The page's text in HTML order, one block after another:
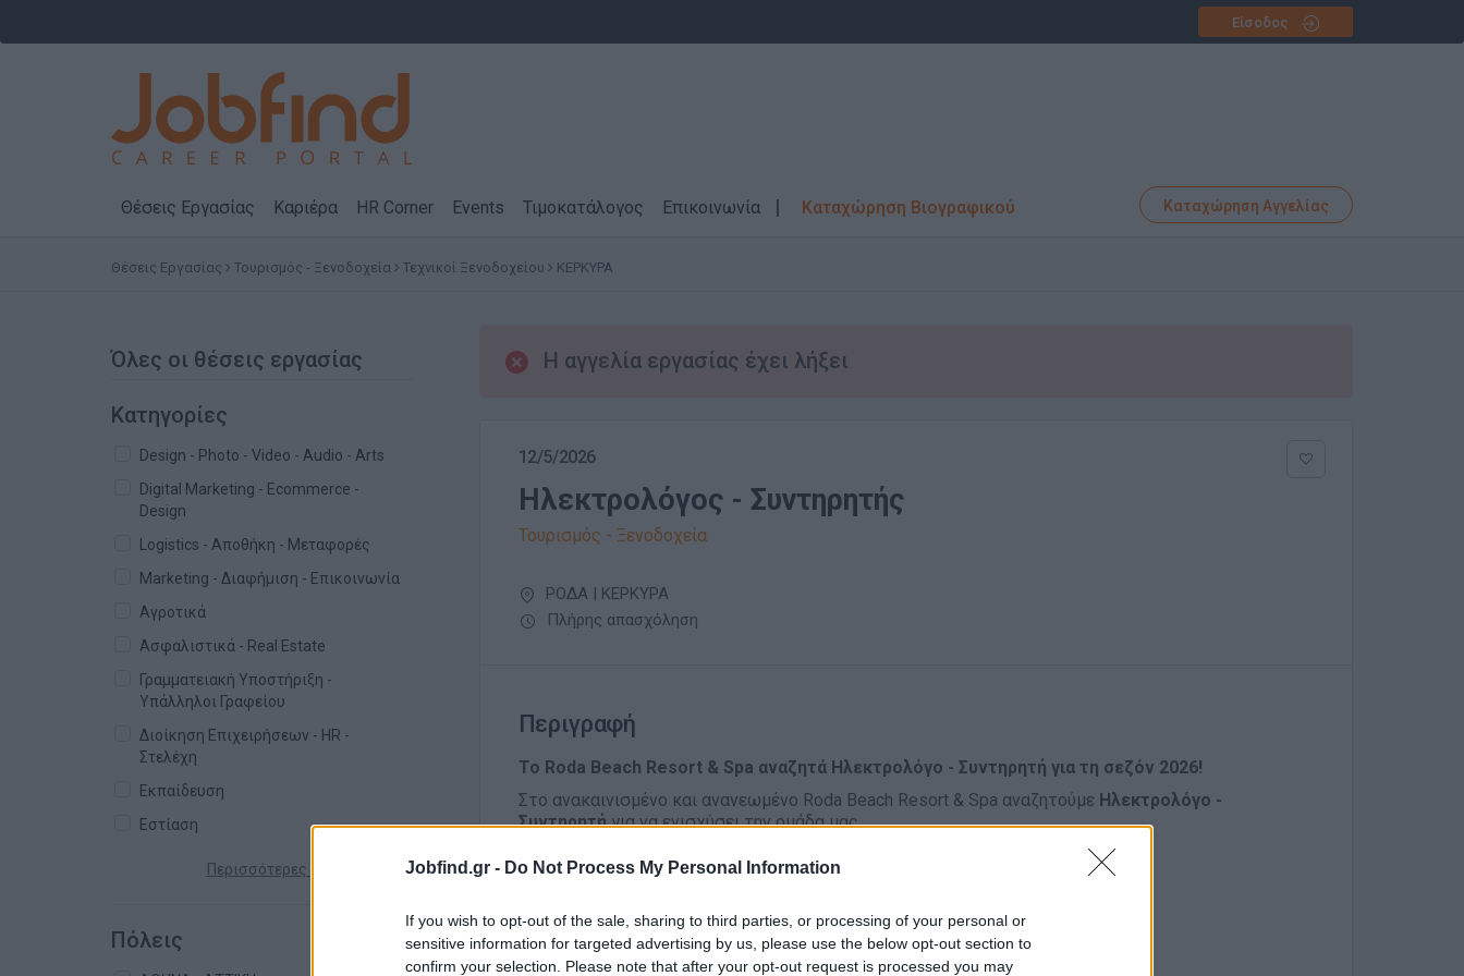
Jobfind.gr - Do Not Process My Personal Information
If you wish to opt-out of the sale, sharing to third parties, or processing of your personal or
sensitive information for targeted advertising by us, please use the below opt-out section to
confirm your selection. Please note that after your opt-out request is processed you may
Είσοδος
Θέσεις Εργασίας Καριέρα HR Corner Events Τιμοκατάλογος Επικοινωνία Καταχώρηση Βιογραφικού Καταχώρηση Αγγελίας
Θέσεις Εργασίας Τουρισμός - Ξενοδοχεία Τεχνικοί Ξενοδοχείου ΚΕΡΚΥΡΑ
Όλες οι θέσεις εργασίας
Κατηγορίες
Design - Photo - Video - Audio - Arts
Digital Marketing - Ecommerce -
Design
Logistics - Αποθήκη - Μεταφορές
Marketing - Διαφήμιση - Επικοινωνία
Αγροτικά
Ασφαλιστικά - Real Estate
Γραμματειακή Υποστήριξη -
Υπάλληλοι Γραφείου
Διοίκηση Επιχειρήσεων - HR -
Στελέχη
Εκπαίδευση
Εστίαση
Περισσότερες κατηγορίες +
Πόλεις
Η αγγελία εργασίας έχει λήξει
12/5/2026
Ηλεκτρολόγος - Συντηρητής
Τουρισμός - Ξενοδοχεία
ΡΟΔΑ | ΚΕΡΚΥΡΑ
Πλήρης απασχόληση
Περιγραφή
Το Roda Beach Resort & Spa αναζητά Ηλεκτρολόγο - Συντηρητή για τη σεζόν 2026!
Στο ανακαινισμένο και ανανεωμένο Roda Beach Resort & Spa αναζητούμε Ηλεκτρολόγο -
Συντηρητήγια να ενισχύσει την ομάδα μας.
Απαραίτητα Προσόντα
Διπλωματούχος Ηλεκτρολόγος / Ειδικότητα Ηλεκτρολόγου απαραίτητα.